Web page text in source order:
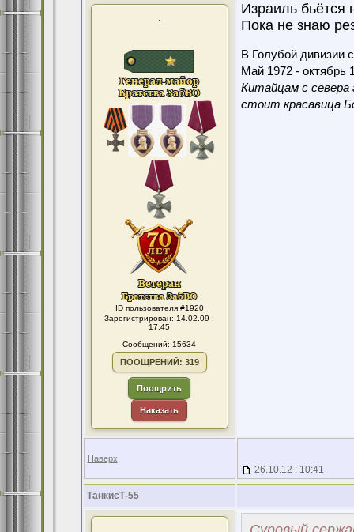
.
ID пользователя #1920
Зарегистрирован: 14.02.09 :
17:45
Сообщений: 15634
ПООЩРЕНИЙ: 319
Поощрить
Наказать
Израиль
Пока не знаю
В Голубой дивизии
Май 1972 - октябрь
Китайцам с севера
стоит красавица
Наверх
26.10.12 : 10:41
ТанкисТ-55